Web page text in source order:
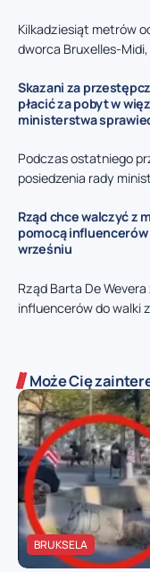
Kilkadziesiąt metrów
dworca Bruxelles-
Skazani za
płacić za pobyt w
ministerstwa
Podczas ostatniego
posiedzenia rady
Rząd chce walczyć z
pomocą influencerów
wrześniu
Rząd Barta De
influencerów do walki
Może Cię
BRUKSELA